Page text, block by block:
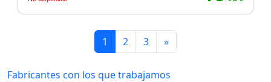
1 2 3 »
Fabricantes con los que trabajamos